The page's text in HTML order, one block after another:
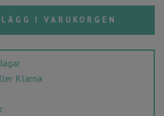
LÄGG I VARUKORGEN
Klarna